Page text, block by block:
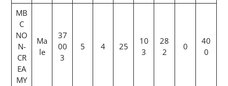
MB
C
NO
N-
CR
EA
MY
Ma
le
37
00
3
5 4 25
10
3
28
2
0
40
0